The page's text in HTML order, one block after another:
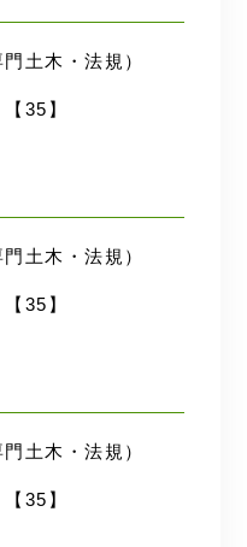
土木・法規）
35】
土木・法規）
35】
土木・法規）
35】